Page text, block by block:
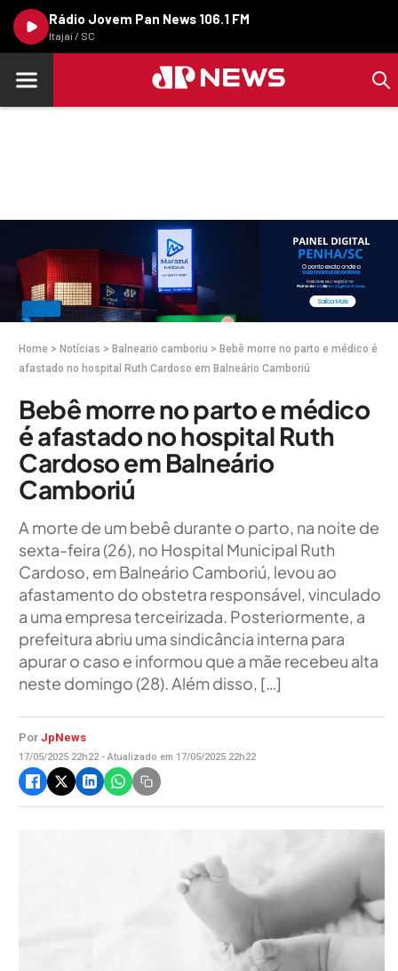
Rádio Jovem Pan News 106.1 FM
Itajaí / SC
Home > Notícias > Balneario camboriu > Bebê morre no parto e médico é
afastado no hospital Ruth Cardoso em Balneário Camboriú
Bebê morre no parto e médico
é afastado no hospital Ruth
Cardoso em Balneário
Camboriú
A morte de um bebê durante o parto, na noite de
sexta-feira (26), no Hospital Municipal Ruth
Cardoso, em Balneário Camboriú, levou ao
afastamento do obstetra responsável, vinculado
a uma empresa terceirizada. Posteriormente, a
prefeitura abriu uma sindicância interna para
apurar o caso e informou que a mãe recebeu alta
neste domingo (28). Além disso, […]
Por JpNews
17/05/2025 22h22 - Atualizado em 17/05/2025 22h22